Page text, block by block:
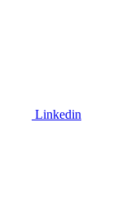
Linkedin